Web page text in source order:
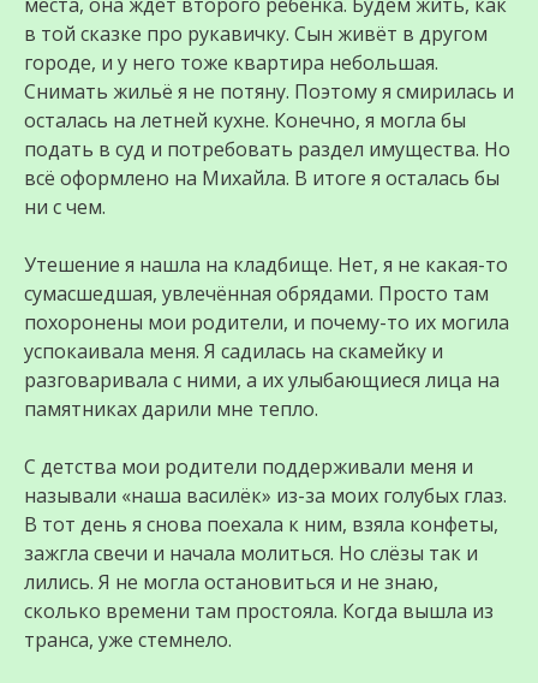
в той сказке про рукавичку. Сын живёт в другом
городе, и у него тоже квартира небольшая.
Снимать жильё я не потяну. Поэтому я смирилась и
осталась на летней кухне. Конечно, я могла бы
подать в суд и потребовать раздел имущества. Но
всё оформлено на Михайла. В итоге я осталась бы
ни с чем.
Утешение я нашла на кладбище. Нет, я не какая-то
сумасшедшая, увлечённая обрядами. Просто там
похоронены мои родители, и почему-то их могила
успокаивала меня. Я садилась на скамейку и
разговаривала с ними, а их улыбающиеся лица на
памятниках дарили мне тепло.
С детства мои родители поддерживали меня и
называли «наша василёк» из-за моих голубых глаз.
В тот день я снова поехала к ним, взяла конфеты,
зажгла свечи и начала молиться. Но слёзы так и
лились. Я не могла остановиться и не знаю,
сколько времени там простояла. Когда вышла из
транса, уже стемнело.